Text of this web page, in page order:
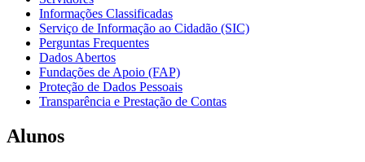
Informações Classificadas
Serviço de Informação ao Cidadão (SIC)
Perguntas Frequentes
Dados Abertos
Fundações de Apoio (FAP)
Proteção de Dados Pessoais
Transparência e Prestação de Contas
Alunos